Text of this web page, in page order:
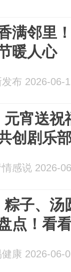
满邻里
暖人心
布 2026-06-
元宵送祝
创剧乐
感说 2026-
粽子、汤
点！看
健康 2026-06-